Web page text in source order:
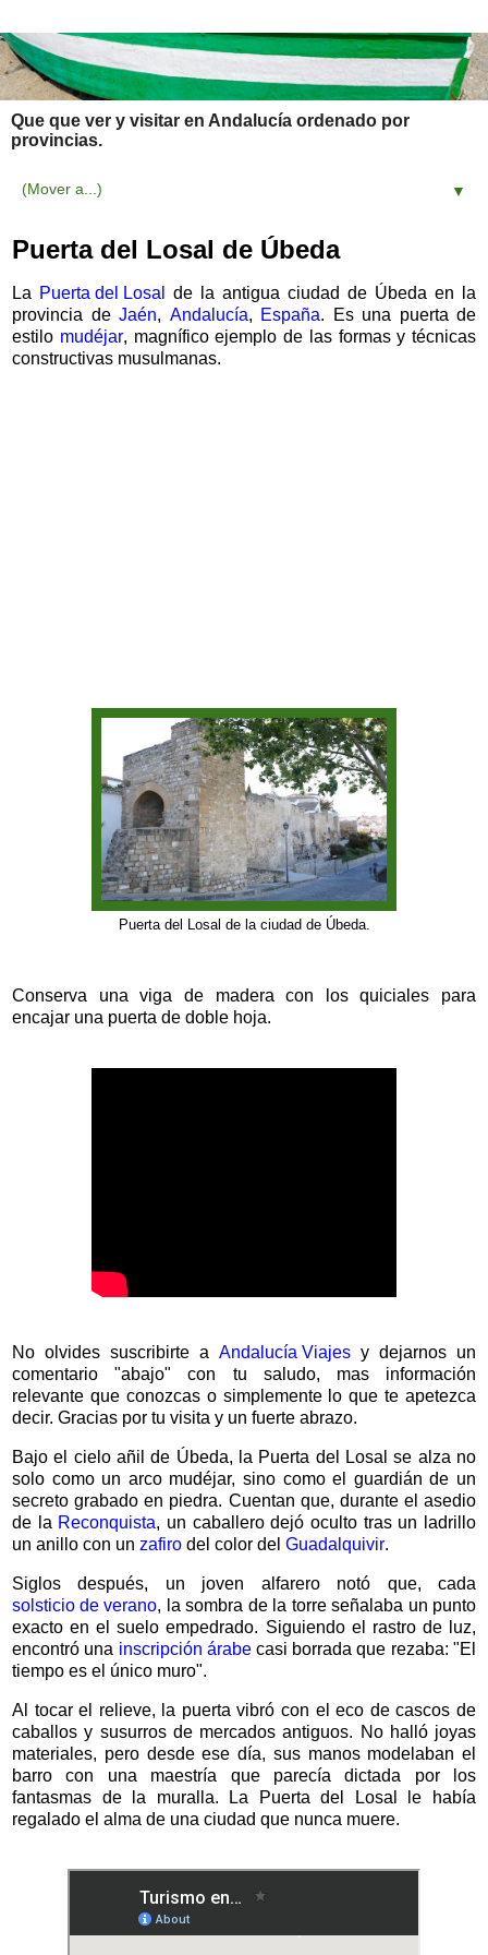
Que que ver y visitar en Andalucía ordenado por
provincias.
▼
Puerta del Losal de Úbeda
La Puerta del Losal
de la antigua ciudad de Úbeda en la
provincia de Jaén, Andalucía, España. Es una puerta de
estilo mudéjar, magnífico ejemplo de las formas y técnicas
constructivas musulmanas.
Puerta del Losal de la ciudad de Úbeda.
Conserva una viga de madera con los quiciales para
encajar una puerta de doble hoja.
No olvides suscribirte a Andalucía Viajes y dejarnos un
comentario "abajo" con tu saludo, mas información
relevante que conozcas o simplemente lo que te apetezca
decir. Gracias por tu visita y un fuerte abrazo.
Bajo el cielo añil de Úbeda, la Puerta del Losal se alza no
solo como un arco mudéjar, sino como el guardián de un
secreto grabado en piedra. Cuentan que, durante el asedio
de la Reconquista, un caballero dejó oculto tras un ladrillo
un anillo con un zafiro del color del Guadalquivir.
Siglos después, un joven alfarero notó que, cada
solsticio de verano, la sombra de la torre señalaba un punto
exacto en el suelo empedrado. Siguiendo el rastro de luz,
encontró una inscripción árabecasi borrada que rezaba: "El
tiempo es el único muro".
Al tocar el relieve, la puerta vibró con el eco de cascos de
caballos y susurros de mercados antiguos. No halló joyas
materiales, pero desde ese día, sus manos modelaban el
barro con una maestría que parecía dictada por los
fantasmas de la muralla. La Puerta del Losal le había
regalado el alma de una ciudad que nunca muere.